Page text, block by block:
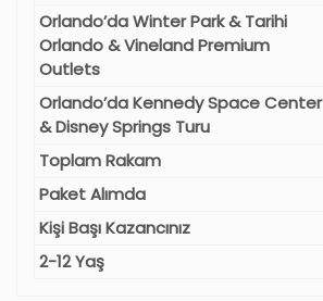
Orlando’da Winter Park & Tarihi
Orlando & Vineland Premium
Outlets
Orlando’da Kennedy Space Center
& Disney Springs Turu
Toplam Rakam
Paket Alımda
Kişi Başı Kazancınız
2-12 Yaş